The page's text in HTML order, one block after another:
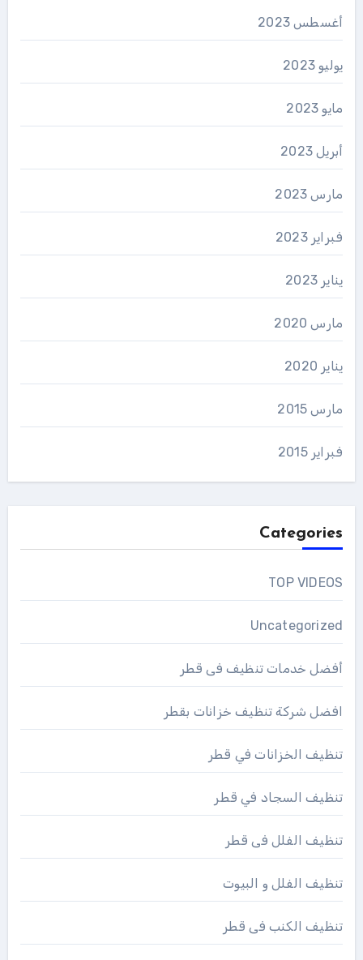
أغسطس 2023
يوليو 2023
مايو 2023
أبريل 2023
مارس 2023
فبراير 2023
يناير 2023
مارس 2020
يناير 2020
مارس 2015
فبراير 2015
Categories
TOP VIDEOS
Uncategorized
أفضل خدمات تنظيف فى قطر
افضل شركة تنظيف خزانات بقطر
تنظيف الخزانات في قطر
تنظيف السجاد في قطر
تنظيف الفلل فى قطر
تنظيف الفلل و البيوت
تنظيف الكنب فى قطر